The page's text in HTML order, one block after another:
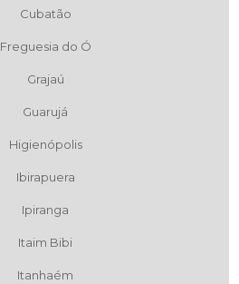
Cubatão
Freguesia do Ó
Grajaú
Guarujá
Higienópolis
Ibirapuera
Ipiranga
Itaim Bibi
Itanhaém